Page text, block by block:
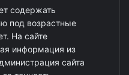
содержать
под возрастные
На сайте
информация из
сайта